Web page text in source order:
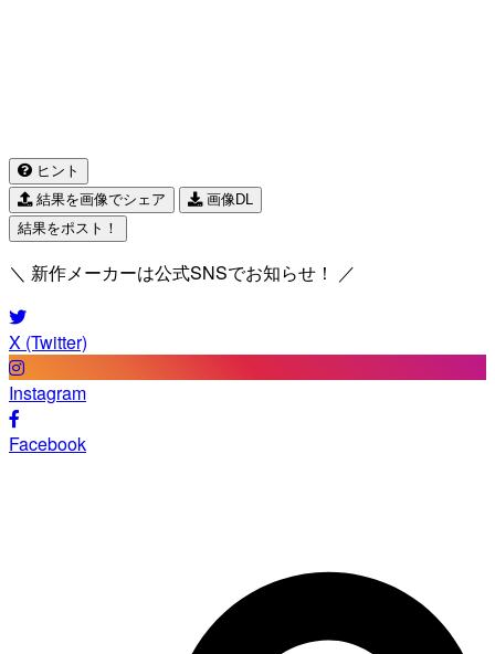
ヒント
結果を画像でシェア
画像DL
結果をポスト！
＼ 新作メーカーは公式SNSでお知らせ！ ／
X (Twitter)
Instagram
Facebook